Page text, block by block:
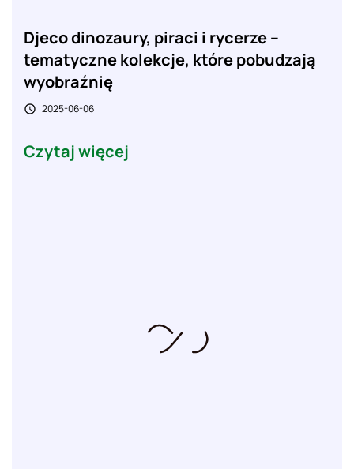
Djeco dinozaury, piraci i rycerze –
tematyczne kolekcje, które pobudzają
wyobraźnię
 2025-06-06
Czytaj więcej